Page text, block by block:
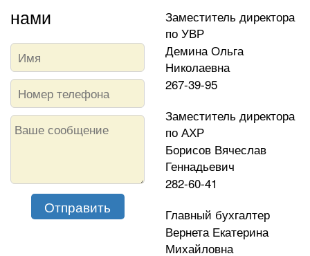
нами
Заместитель директора
по УВР
Демина Ольга
Николаевна
267-39-95
Заместитель директора
по АХР
Борисов Вячеслав
Геннадьевич
282-60-41
Главный бухгалтер
Вернета Екатерина
Михайловна